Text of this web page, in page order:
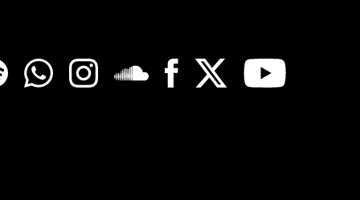
WhatsappInstagramSoundcloreFacebook
X Youtube